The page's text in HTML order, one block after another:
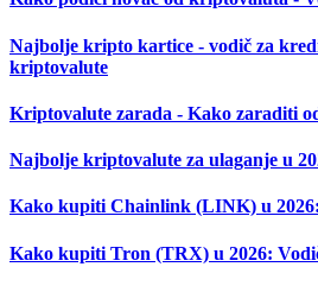
Najbolje kripto kartice - vodič za
kriptovalute
Kriptovalute zarada - Kako zaraditi
Najbolje kriptovalute za ulaganje u
Kako kupiti Chainlink (LINK) u
Kako kupiti Tron (TRX) u 2026: